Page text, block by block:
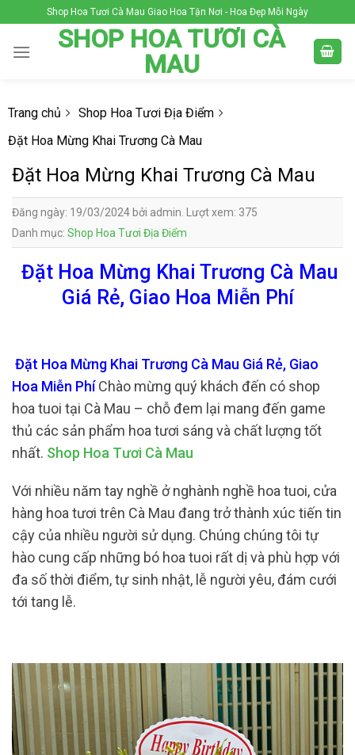
to
content
Shop Hoa Tươi Cà Mau Giao Hoa Tận Nơi - Hoa Đẹp Mỗi Ngày
SHOP HOA TƯƠI CÀ
MAU
Trang chủ
Shop Hoa Tươi Địa Điểm
Đặt Hoa Mừng Khai Trương Cà Mau
Đặt Hoa Mừng Khai Trương Cà Mau
Đăng ngày: 19/03/2024 bởi admin. Lượt xem: 375
Danh mục: Shop Hoa Tươi Địa Điểm
Đặt Hoa Mừng Khai Trương Cà Mau
Giá Rẻ, Giao Hoa Miễn Phí
Đặt Hoa Mừng Khai Trương Cà Mau Giá Rẻ, Giao
Hoa Miễn PhíChào mừng quý khách đến có shop
hoa tuoi tại Cà Mau – chỗ đem lại mang đến game
thủ các sản phẩm hoa tươi sáng và chất lượng tốt
nhất. Shop Hoa Tươi Cà Mau
Với nhiều năm tay nghề ở nghành nghề hoa tuoi, cửa
hàng hoa tươi trên Cà Mau đang trở thành xúc tiến tin
cậy của nhiều người sử dụng. Chúng chúng tôi tự
hào cung cấp những bó hoa tuoi rất dị và phù hợp với
đa số thời điểm, tự sinh nhật, lễ người yêu, đám cưới
tới tang lễ.